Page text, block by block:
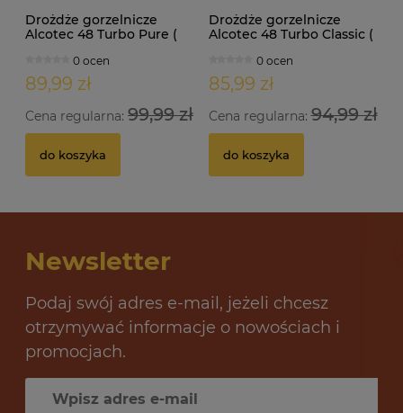
Drożdże gorzelnicze
Alcotec 48 Turbo Pure (
0 ocen
89,99 zł
Cena regularna: 99,99 zł
do koszyka
Drożdże gorzelnicze
Alcotec 48 Turbo Classic (
0 ocen
85,99 zł
Cena regularna:94,99 zł
do koszyka
Newsletter
Podaj swój adres e-mail, jeżeli chcesz
otrzymywać informacje o nowościach i
promocjach.